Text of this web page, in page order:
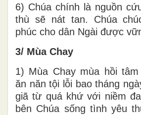
6) Chúa chính là nguồn
thù sẽ nát tan. Chúa
phúc cho dân Ngài được
3/ Mùa Chay
1) Mùa Chay mùa hồi
ăn năn tội lỗi bao tháng
giã từ quá khứ với niềm
bên Chúa sống tình yêu